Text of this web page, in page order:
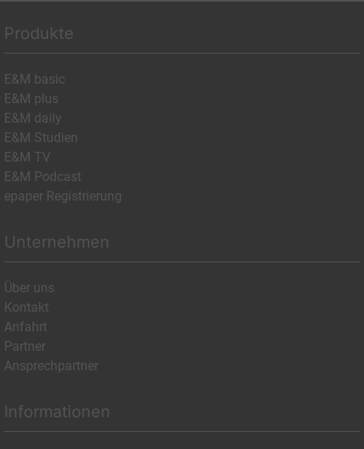
Produkte
E&M basic
E&M plus
E&M daily
E&M Studien
E&M TV
E&M Podcast
epaper Registrierung
Unternehmen
Über uns
Kontakt
Anfahrt
Partner
Ansprechpartner
Informationen